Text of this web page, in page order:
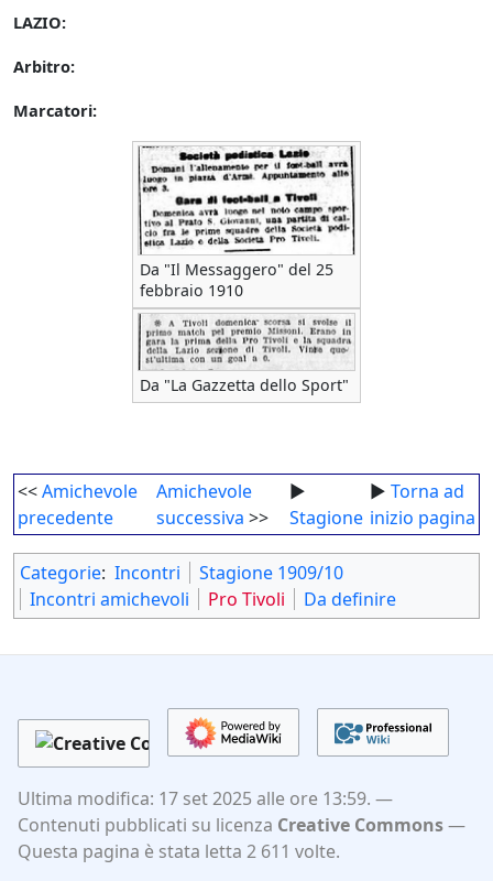
LAZIO:
Arbitro:
Marcatori:
Da "Il Messaggero" del 25
febbraio 1910
Da "La Gazzetta dello Sport"
<<Amichevole
precedente
Amichevole
successiva >>
►
Stagione
► Torna ad
inizio pagina
Categorie: Incontri
Stagione 1909/10
Incontri amichevoli
Pro Tivoli Da definire
Ultima modifica: 17 set 2025 alle ore 13:59.
Contenuti pubblicati su licenza Creative Commons
Questa pagina è stata letta 2 611 volte.